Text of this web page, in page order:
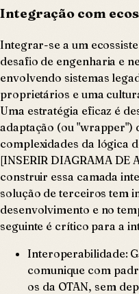
Integração com
Integrar-se a um
desafio de engenharia e
envolvendo sistemas
proprietários e uma
Uma estratégia eficaz é
adaptação (ou "wrapper")
complexidades da lógica
[INSERIR DIAGRAMA DE
construir essa camada
solução de terceiros tem
desenvolvimento e no
seguinte é crítico para a
Interoperabilidade:
comunique com
os da OTAN, sem